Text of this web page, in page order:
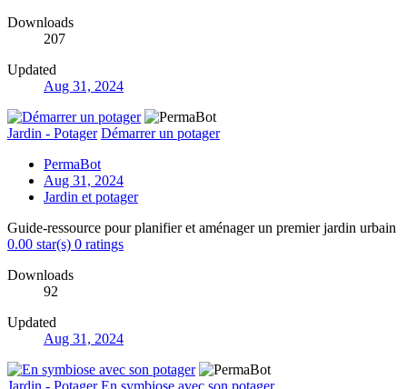
Downloads
207
Updated
Aug 31, 2024
Jardin - Potager Démarrer un potager
PermaBot
Aug 31, 2024
Jardin et potager
Guide-ressource pour planifier et aménager un premier jardin urbain
0.00 star(s) 0 ratings
Downloads
92
Updated
Aug 31, 2024
Jardin - Potager En symbiose avec son potager